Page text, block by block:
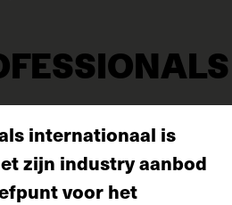
internationaal is
zijn industry aanbod
voor het